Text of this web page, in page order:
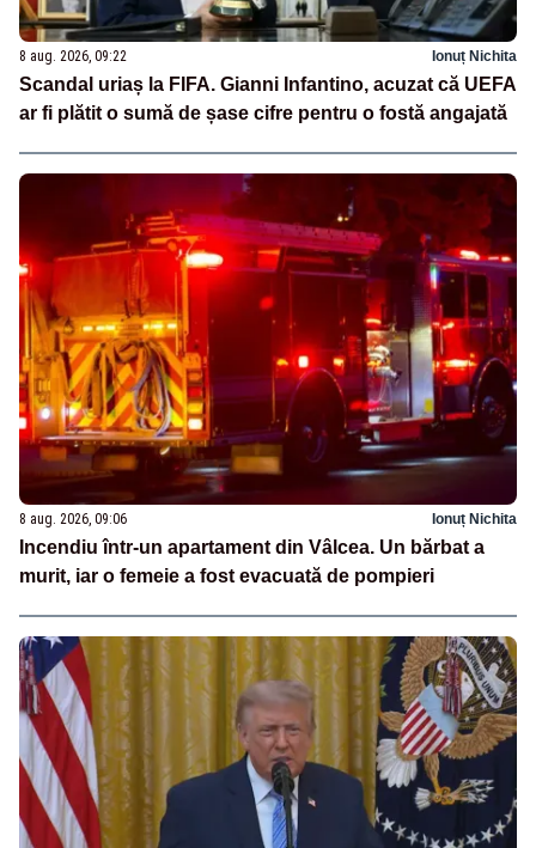
8 aug. 2026, 09:22 Ionuț Nichita
Scandal uriaș la FIFA. Gianni Infantino, acuzat că UEFA
ar fi plătit o sumă de șase cifre pentru o fostă angajată
8 aug. 2026, 09:06 Ionuț Nichita
Incendiu într-un apartament din Vâlcea. Un bărbat a
murit, iar o femeie a fost evacuată de pompieri